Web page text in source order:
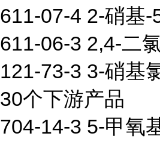
611-07-4 2-硝基-
611-06-3 2,4-二
121-73-3 3-硝基
30个下游产品
704-14-3 5-甲氧